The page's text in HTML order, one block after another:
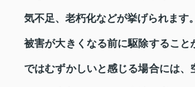
気不足、老朽化などが挙げられます。
被害が大きくなる前に駆除すること
ではむずかしいと感じる場合には、